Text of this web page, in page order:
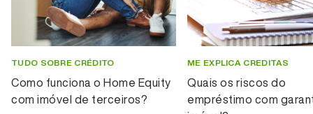
TUDO SOBRE CRÉDITO
Como funciona o Home Equity
com imóvel de terceiros?
ME EXPLICA CREDITAS
Quais os riscos do
empréstimo com